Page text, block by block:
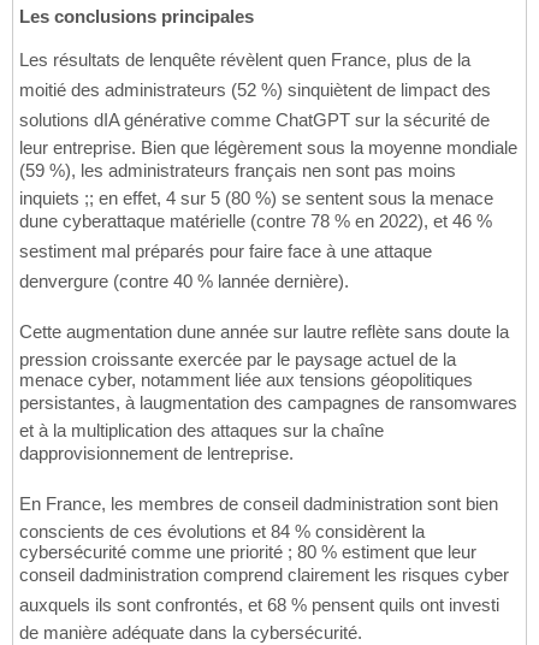
Les conclusions principales
Les résultats de lenquête révèlent quen France, plus de la
moitié des administrateurs (52 %) sinquiètent de limpact des
solutions dIA générative comme ChatGPT sur la sécurité de
leur entreprise. Bien que légèrement sous la moyenne mondiale
(59 %), les administrateurs français nen sont pas moins
inquiets ;; en effet, 4 sur 5 (80 %) se sentent sous la menace
dune cyberattaque matérielle (contre 78 % en 2022), et 46 %
sestiment mal préparés pour faire face à une attaque
denvergure (contre 40 % lannée dernière).
Cette augmentation dune année sur lautre reflète sans doute la
pression croissante exercée par le paysage actuel de la
menace cyber, notamment liée aux tensions géopolitiques
persistantes, à laugmentation des campagnes de ransomwares
et à la multiplication des attaques sur la chaîne
dapprovisionnement de lentreprise.
En France, les membres de conseil dadministration sont bien
conscients de ces évolutions et 84 % considèrent la
cybersécurité comme une priorité ; 80 % estiment que leur
conseil dadministration comprend clairement les risques cyber
auxquels ils sont confrontés, et 68 % pensent quils ont investi
de manière adéquate dans la cybersécurité.